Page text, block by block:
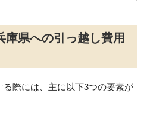
庫県への引っ越し費用
際には、主に以下3つの要素が